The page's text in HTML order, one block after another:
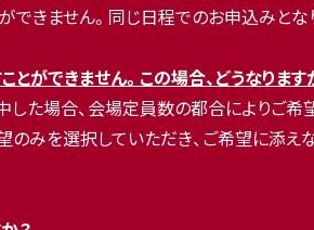
きません。同じ日程でのお申込みとな
ができません。この場合、どうなります
た場合、会場定員数の都合によりご希
みを選択していただき、ご希望に添